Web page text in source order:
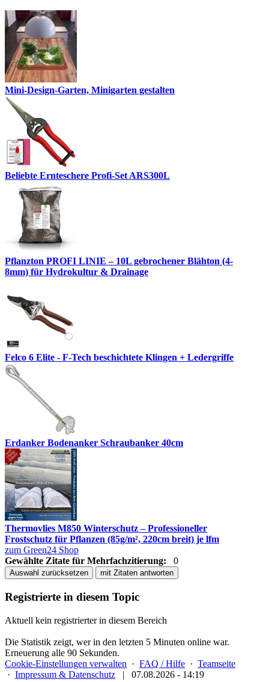
Mini-Design-Garten, Minigarten gestalten
Beliebte Ernteschere Profi-Set ARS300L
Pflanzton PROFI LINIE – 10L gebrochener Blähton (4-
8mm) für Hydrokultur & Drainage
Felco 6 Elite - F-Tech beschichtete Klingen + Ledergriffe
Erdanker Bodenanker Schraubanker 40cm
Thermovlies M850 Winterschutz – Professioneller
Frostschutz für Pflanzen (85g/m², 220cm breit) je lfm
zum Green24 Shop
Gewählte Zitate für Mehrfachzitierung:
0
Auswahl zurücksetzen mit Zitaten antworten
Registrierte in diesem Topic
Aktuell kein registrierter in diesem Bereich
Die Statistik zeigt, wer in den letzten 5 Minuten online war.
Erneuerung alle 90 Sekunden.
Cookie-Einstellungen verwalten · FAQ / Hilfe · Teamseite
· Impressum & Datenschutz |
07.08.2026 - 14:19